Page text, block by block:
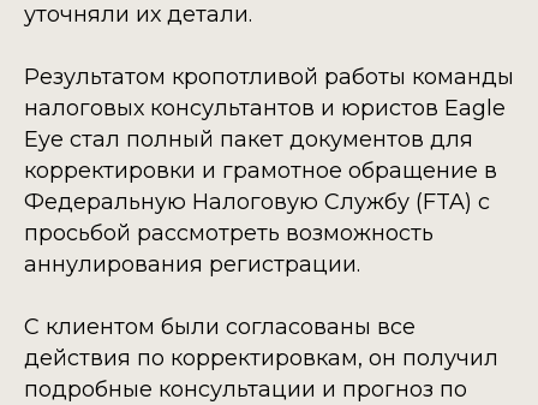
уточняли их детали.
Результатом кропотливой работы команды
налоговых консультантов и юристов Eagle
Eye стал полный пакет документов для
корректировки и грамотное обращение в
Федеральную Налоговую Службу (FTA) с
просьбой рассмотреть возможность
аннулирования регистрации.
С клиентом были согласованы все
действия по корректировкам, он получил
подробные консультации и прогноз по